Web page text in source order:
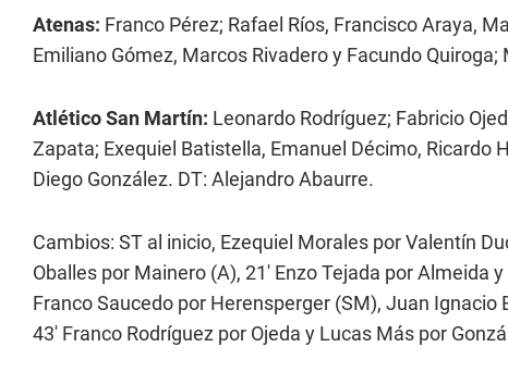
Atenas: Franco Pérez; Rafael Ríos, Francisco Araya,
Emiliano Gómez, Marcos Rivadero y Facundo
Atlético San Martín: Leonardo Rodríguez; Fabricio
Zapata; Exequiel Batistella, Emanuel Décimo, Ricardo
Diego González. DT: Alejandro Abaurre.
Cambios: ST al inicio, Ezequiel Morales por Valentín
Oballes por Mainero (A), 21' Enzo Tejada por Almeida
Franco Saucedo por Herensperger (SM), Juan
43' Franco Rodríguez por Ojeda y Lucas Más por